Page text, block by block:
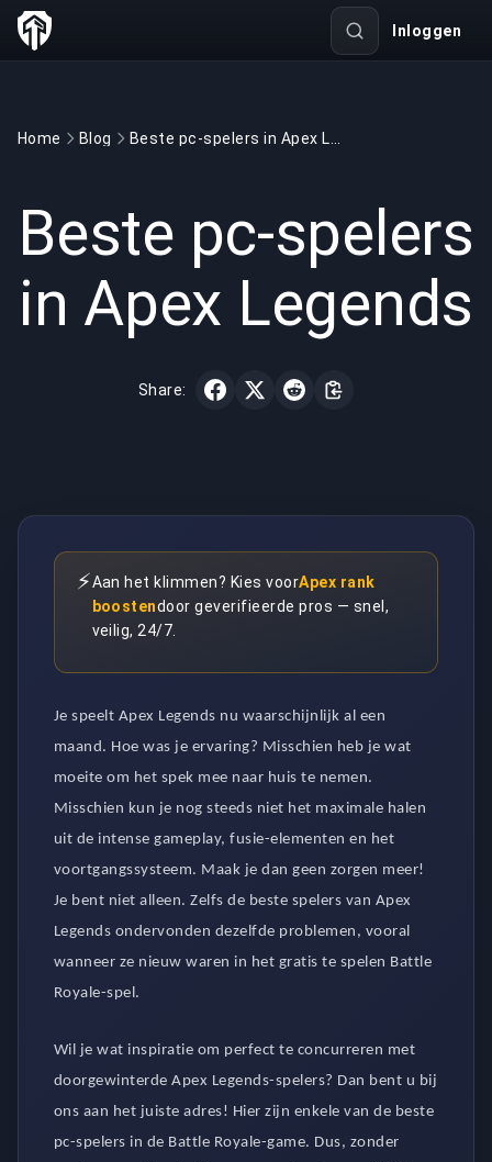
Inloggen
Home Blog
Beste pc-spelers
in Apex Legends
Share:
⚡Aan het klimmen? Kies voorApex rank
boostendoor geverifieerde pros — snel,
veilig, 24/7.
Je speelt Apex Legends nu waarschijnlijk al een
maand. Hoe was je ervaring? Misschien heb je wat
moeite om het spek mee naar huis te nemen.
Misschien kun je nog steeds niet het maximale halen
uit de intense gameplay, fusie-elementen en het
voortgangssysteem. Maak je dan geen zorgen meer!
Je bent niet alleen. Zelfs de beste spelers van Apex
Legends ondervonden dezelfde problemen, vooral
wanneer ze nieuw waren in het gratis te spelen Battle
Royale-spel.
Wil je wat inspiratie om perfect te concurreren met
doorgewinterde Apex Legends-spelers? Dan bent u bij
ons aan het juiste adres! Hier zijn enkele van de beste
pc-spelers in de Battle Royale-game. Dus, zonder